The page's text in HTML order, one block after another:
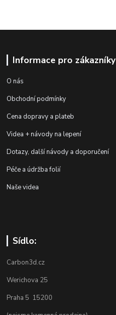
Informace pro zákazníky
O nás
Obchodní podmínky
Cena dopravy a plateb
Videa + návody na lepení
Dotazy, další návody a doporučení
Péče a údržba folií
Naše videa
Sídlo:
Carbon3d.cz
Werichova 25
Praha 5 15200